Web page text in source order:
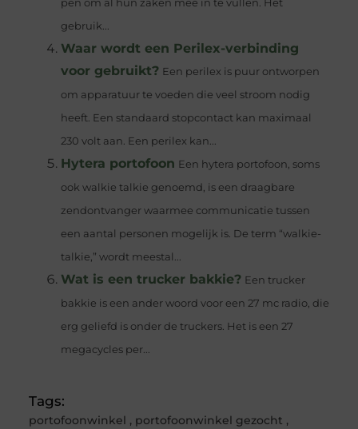
pen om al hun zaken mee in te vullen. Het
gebruik...
Waar wordt een Perilex-verbinding
voor gebruikt? Een perilex is puur ontworpen
om apparatuur te voeden die veel stroom nodig
heeft. Een standaard stopcontact kan maximaal
230 volt aan. Een perilex kan...
Hytera portofoon Een hytera portofoon, soms
ook walkie talkie genoemd, is een draagbare
zendontvanger waarmee communicatie tussen
een aantal personen mogelijk is. De term “walkie-
talkie,” wordt meestal...
Wat is een trucker bakkie? Een trucker
bakkie is een ander woord voor een 27 mc radio, die
erg geliefd is onder de truckers. Het is een 27
megacycles per...
Tags:
portofoonwinkel , portofoonwinkel gezocht ,